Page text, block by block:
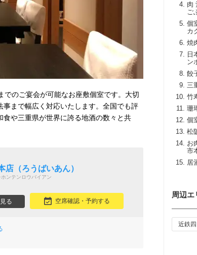
肉
ご
個
カ
焼
日
ン
餃
三
竹
珊
個
松
お
市
居
でのご宴会が可能なお座敷個室です。大切
まで幅広く対応いたします。全国でも評
や三重県が世界に誇る地酒の数々と共
店（ろうばいあん）
ンテンロウバイアン
る 空席確認・予約する
周辺エ
近鉄